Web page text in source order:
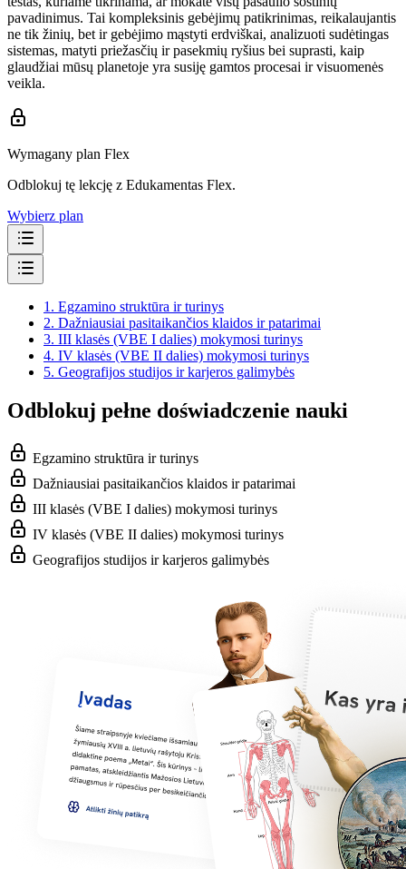
pavadinimus. Tai kompleksinis gebėjimų patikrinimas, reikalaujantis
ne tik žinių, bet ir gebėjimo mąstyti erdviškai, analizuoti sudėtingas
sistemas, matyti priežasčių ir pasekmių ryšius bei suprasti, kaip
glaudžiai mūsų planetoje yra susiję gamtos procesai ir visuomenės
veikla.
Wymagany plan Flex
Odblokuj tę lekcję z Edukamentas Flex.
Wybierz plan
1. Egzamino struktūra ir turinys
2. Dažniausiai pasitaikančios klaidos ir patarimai
3. III klasės (VBE I dalies) mokymosi turinys
4. IV klasės (VBE II dalies) mokymosi turinys
5. Geografijos studijos ir karjeros galimybės
Odblokuj pełne doświadczenie nauki
Egzamino struktūra ir turinys
Dažniausiai pasitaikančios klaidos ir patarimai
III klasės (VBE I dalies) mokymosi turinys
IV klasės (VBE II dalies) mokymosi turinys
Geografijos studijos ir karjeros galimybės